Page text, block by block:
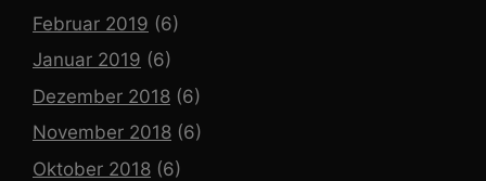
Februar 2019 (6)
Januar 2019 (6)
Dezember 2018 (6)
November 2018 (6)
Oktober 2018 (6)